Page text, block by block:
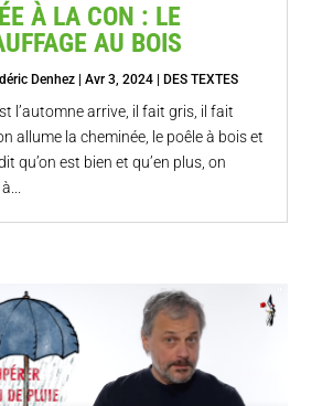
À LA CON : LE
AU BOIS
Denhez |Avr 3, 2024 DES TEXTES
l’automne arrive, il fait gris, il fait
allume la cheminée, le poêle à bois et
qu’on est bien et qu’en plus, on